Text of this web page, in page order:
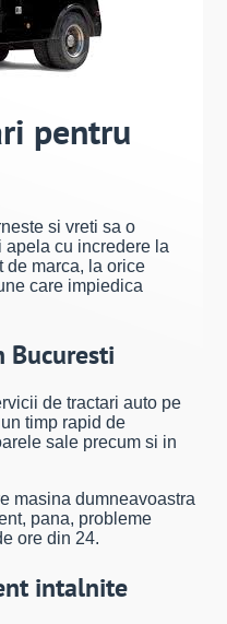
pentru
si vreti sa o
apela cu incredere la
de marca, la orice
care impiedica
Bucuresti
de tractari auto pe
timp rapid de
sale precum si in
masina dumneavoastra
pana, probleme
ore din 24.
intalnite